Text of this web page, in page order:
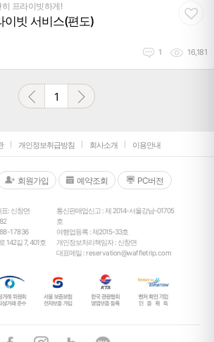
프라이빗하게!
이빗 서비스(편도)
1 16,181
1
개인정보취급방침 회사소개 이용안내
회원가입 예약조회 PC버전
표: 신창면
17836
142길 7, 401호
통신판매업신고 : 제 2014-서울강남-01705
호
여행업등록 : 제2015-33호
개인정보처리책임자 : 신창면
대표메일 :reservation@waffletrip.com